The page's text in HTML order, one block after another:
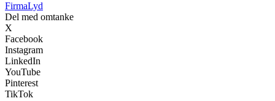
FirmaLyd
Del med omtanke
X
Facebook
Instagram
LinkedIn
YouTube
Pinterest
TikTok